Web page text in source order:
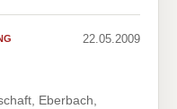
22.05.2009
Eberbach,